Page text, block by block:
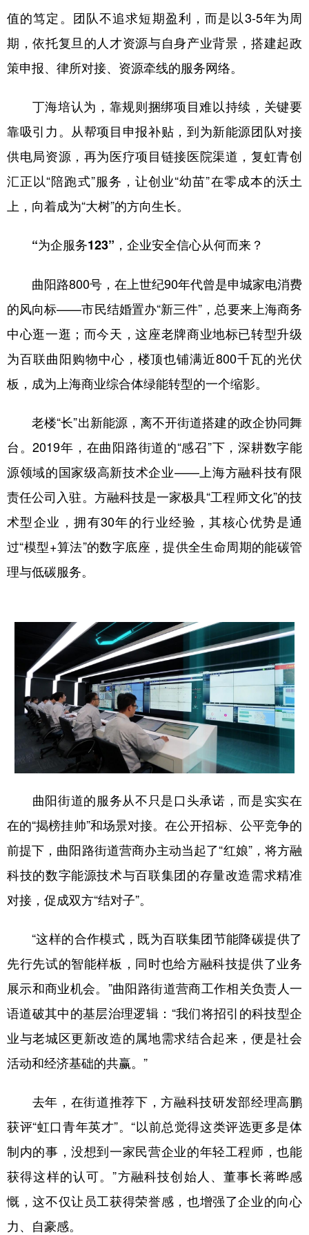
值的笃定。团队不追求短期盈利，而是以3-5年为周
期，依托复旦的人才资源与自身产业背景，搭建起政
策申报、律所对接、资源牵线的服务网络。
丁海培认为，靠规则捆绑项目难以持续，关键要
靠吸引力。从帮项目申报补贴，到为新能源团队对接
供电局资源，再为医疗项目链接医院渠道，复虹青创
汇正以“陪跑式”服务，让创业“幼苗”在零成本的沃土
上，向着成为“大树”的方向生长。
“为企服务123”，企业安全信心从何而来？
曲阳路800号，在上世纪90年代曾是申城家电消费
的风向标——市民结婚置办“新三件”，总要来上海商务
中心逛一逛；而今天，这座老牌商业地标已转型升级
为百联曲阳购物中心，楼顶也铺满近800千瓦的光伏
板，成为上海商业综合体绿能转型的一个缩影。
老楼“长”出新能源，离不开街道搭建的政企协同舞
台。2019年，在曲阳路街道的“感召”下，深耕数字能
源领域的国家级高新技术企业——上海方融科技有限
责任公司入驻。方融科技是一家极具“工程师文化”的技
术型企业，拥有30年的行业经验，其核心优势是通
过“模型+算法”的数字底座，提供全生命周期的能碳管
理与低碳服务。
曲阳街道的服务从不只是口头承诺，而是实实在
在的“揭榜挂帅”和场景对接。在公开招标、公平竞争的
前提下，曲阳路街道营商办主动当起了“红娘”，将方融
科技的数字能源技术与百联集团的存量改造需求精准
对接，促成双方“结对子”。
“这样的合作模式，既为百联集团节能降碳提供了
先行先试的智能样板，同时也给方融科技提供了业务
展示和商业机会。”曲阳路街道营商工作相关负责人一
语道破其中的基层治理逻辑：“我们将招引的科技型企
业与老城区更新改造的属地需求结合起来，便是社会
活动和经济基础的共赢。”
去年，在街道推荐下，方融科技研发部经理高鹏
获评“虹口青年英才”。“以前总觉得这类评选更多是体
制内的事，没想到一家民营企业的年轻工程师，也能
获得这样的认可。”方融科技创始人、董事长蒋晔感
慨，这不仅让员工获得荣誉感，也增强了企业的向心
力、自豪感。